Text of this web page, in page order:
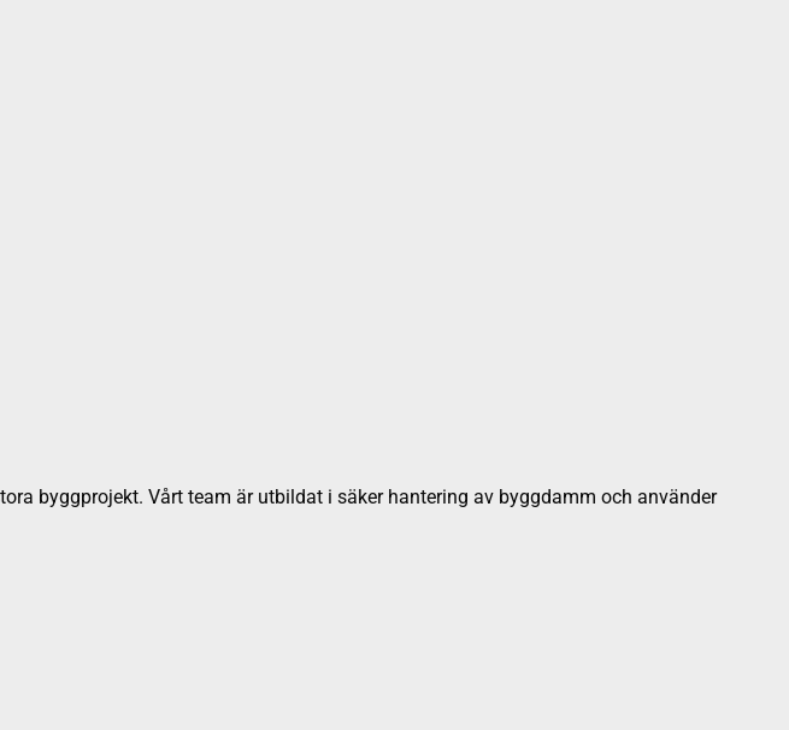
byggprojekt. Vårt team är utbildat i säker hantering av byggdamm och använder